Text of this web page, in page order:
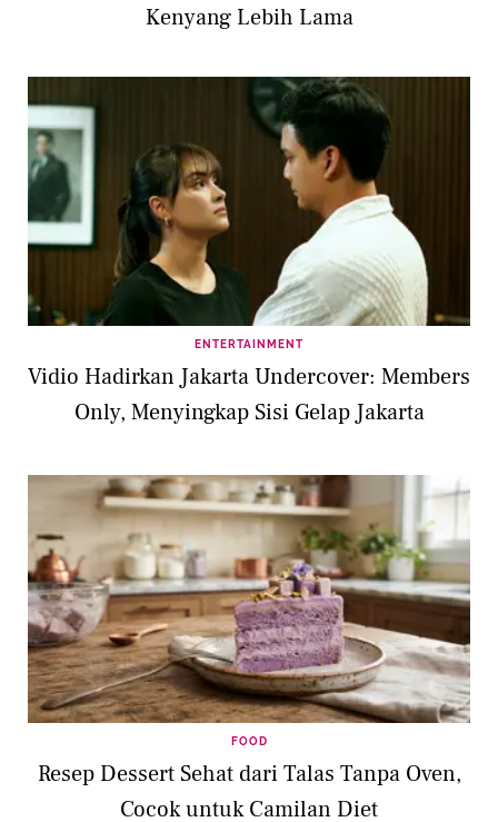
Kenyang Lebih Lama
ENTERTAINMENT
Vidio Hadirkan Jakarta Undercover: Members
Only, Menyingkap Sisi Gelap Jakarta
FOOD
Resep Dessert Sehat dari Talas Tanpa Oven,
Cocok untuk Camilan Diet